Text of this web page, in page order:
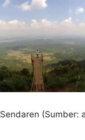
(Sumber: